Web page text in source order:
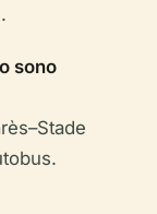
sono